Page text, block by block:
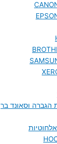
הגברה וסאונד בר